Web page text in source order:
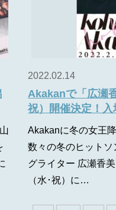
2022.02.14
Akakanで「広瀬
祝）開催決定！入
Akakanに冬の女王
数々の冬のヒット
グライター 広瀬香
（水･祝）に…